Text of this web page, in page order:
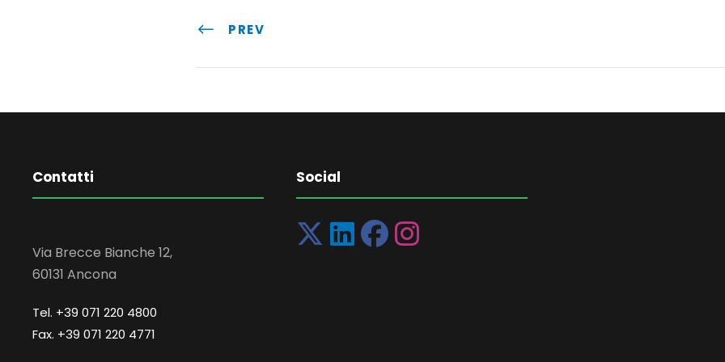
PREV
Contatti
Via Brecce Bianche 12,
60131 Ancona
Tel. +39 071 220 4800
Fax. +39 071 220 4771
Social